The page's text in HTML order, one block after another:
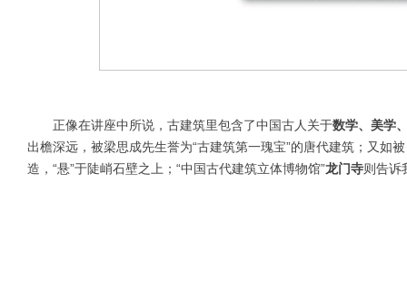
正像在讲座中所说，古建筑里包含了中国古人关于数学、美学
出檐深远，被梁思成先生誉为“古建筑第一瑰宝”的唐代建筑；又如
造，“悬”于陡峭石壁之上；“中国古代建筑立体博物馆”龙门寺则告诉